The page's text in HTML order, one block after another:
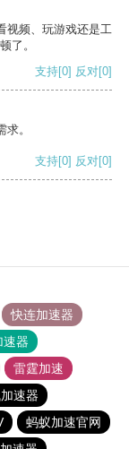
视频、玩游戏还是工
了。
支持[0] 反对[0]
。
支持[0] 反对[0]
快连加速器
速器
雷霆加速
速器
蚂蚁加速官网